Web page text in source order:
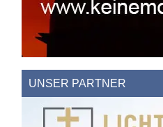
UNSER PARTNER